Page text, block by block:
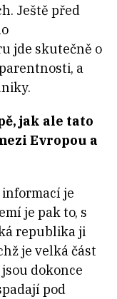
Ještě před
jde skutečně o
a
jak ale tato
Evropou a
je
je pak to, s
republika ji
je velká část
dokonce
pod